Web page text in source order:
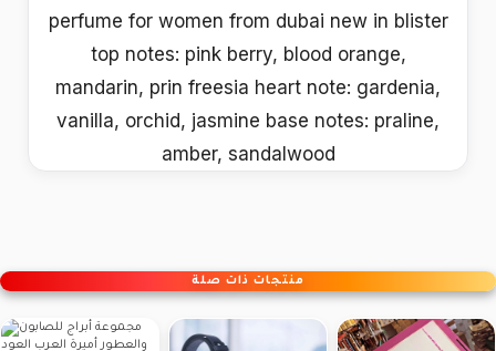
perfume for women from dubai new in blister
top notes: pink berry, blood orange,
mandarin, prin freesia heart note: gardenia,
vanilla, orchid, jasmine base notes: praline,
amber, sandalwood
منتجات ذات صلة